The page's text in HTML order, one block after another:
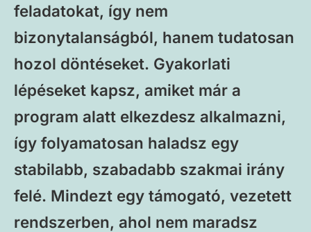
feladatokat, így nem
bizonytalanságból, hanem tudatosan
hozol döntéseket. Gyakorlati
lépéseket kapsz, amiket már a
program alatt elkezdesz alkalmazni,
így folyamatosan haladsz egy
stabilabb, szabadabb szakmai irány
felé. Mindezt egy támogató, vezetett
rendszerben, ahol nem maradsz